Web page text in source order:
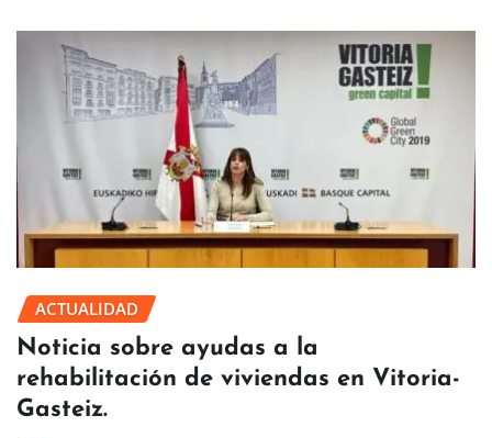
ACTUALIDAD
Noticia sobre ayudas a la
rehabilitación de viviendas en Vitoria-
Gasteiz.